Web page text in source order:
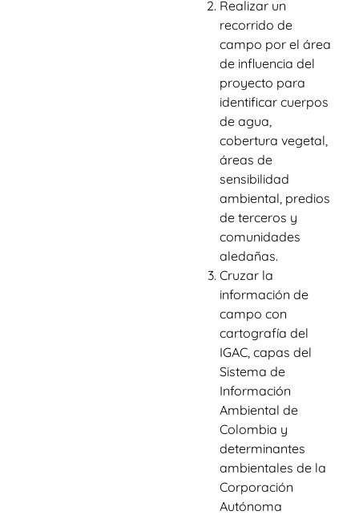
Realizar un
recorrido de
campo por el área
de influencia del
proyecto para
identificar cuerpos
de agua,
cobertura vegetal,
áreas de
sensibilidad
ambiental, predios
de terceros y
comunidades
aledañas.
Cruzar la
información de
campo con
cartografía del
IGAC, capas del
Sistema de
Información
Ambiental de
Colombia y
determinantes
ambientales de la
Corporación
Autónoma